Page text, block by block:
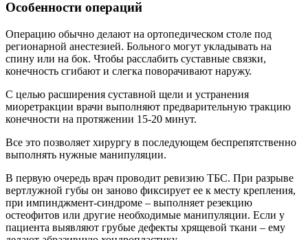
Особенности операций
Операцию обычно делают на ортопедическом столе под
регионарной анестезией. Больного могут укладывать на
спину или на бок. Чтобы расслабить суставные связки,
конечность сгибают и слегка поворачивают наружу.
С целью расширения суставной щели и устранения
миоретракции врачи выполняют предварительную тракцию
конечности на протяжении 15-20 минут.
Все это позволяет хирургу в последующем беспрепятственно
выполнять нужные манипуляции.
В первую очередь врач проводит ревизию ТБС. При разрыве
вертлужной губы он заново фиксирует ее к месту крепления,
при импинджмент-синдроме – выполняет резекцию
остеофитов или другие необходимые манипуляции. Если у
пациента выявляют грубые дефекты хрящевой ткани – ему